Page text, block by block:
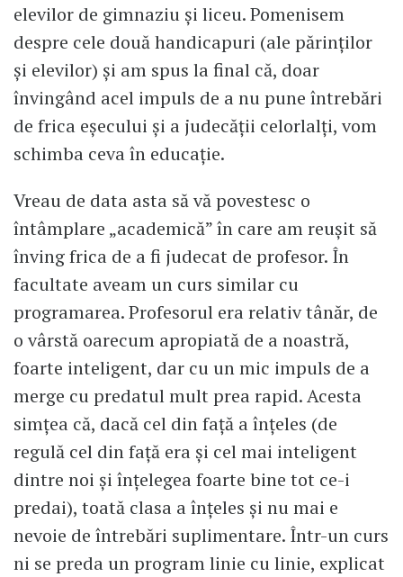
elevilor de gimnaziu și liceu. Pomenisem
despre cele două handicapuri (ale părinților
și elevilor) și am spus la final că, doar
învingând acel impuls de a nu pune întrebări
de frica eșecului și a judecății celorlalți, vom
schimba ceva în educație.
Vreau de data asta să vă povestesc o
întâmplare „academică” în care am reușit să
înving frica de a fi judecat de profesor. În
facultate aveam un curs similar cu
programarea. Profesorul era relativ tânăr, de
o vârstă oarecum apropiată de a noastră,
foarte inteligent, dar cu un mic impuls de a
merge cu predatul mult prea rapid. Acesta
simțea că, dacă cel din față a înțeles (de
regulă cel din față era și cel mai inteligent
dintre noi și înțelegea foarte bine tot ce-i
predai), toată clasa a înțeles și nu mai e
nevoie de întrebări suplimentare. Într-un curs
ni se preda un program linie cu linie, explicat